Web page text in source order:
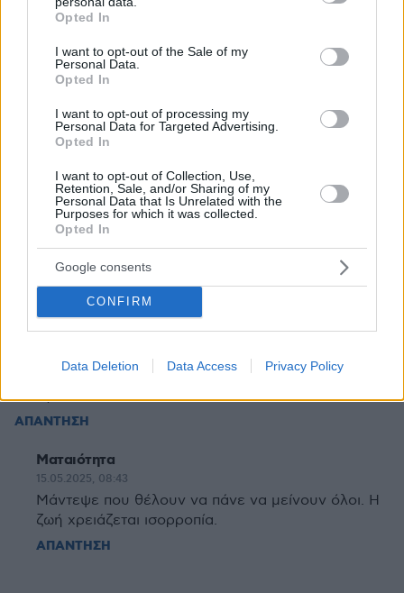
grant or deny consent to Google and its third-party tags to
use your data for below specified purposes in below Google
consent section.
Opted In
I want to opt-out of the Sale of my
Personal Data.
Opted In
I want to opt-out of processing my
Personal Data for Targeted Advertising.
Opted In
I want to opt-out of Collection, Use,
Retention, Sale, and/or Sharing of my
Personal Data that Is Unrelated with the
Purposes for which it was collected.
Opted In
Google consents
CONFIRM
Data Deletion Data Access Privacy Policy
ΑΠΑΝΤΗΣΗ
Ποια συντέλεια;
15.05.2025, 10:01
προκοπής επιτέλους.
ΑΠΑΝΤΗΣΗ
15.05.2025, 08:29
Υποκλίνομαι!
ΑΠΑΝΤΗΣΗ
Αριστοτέλης
15.05.2025, 08:26
Ορισμένες χώρες παράγουν τεχνολογία. Άλλες
απολαμβάνουν το φαγητό και τη μουσική, και
εισάγουν.
ΑΠΑΝΤΗΣΗ
Ματαιότητα
15.05.2025, 08:43
Μάντεψε που θέλουν να πάνε να μείνουν όλοι. Η
ζωή χρειάζεται ισορροπία.
ΑΠΑΝΤΗΣΗ